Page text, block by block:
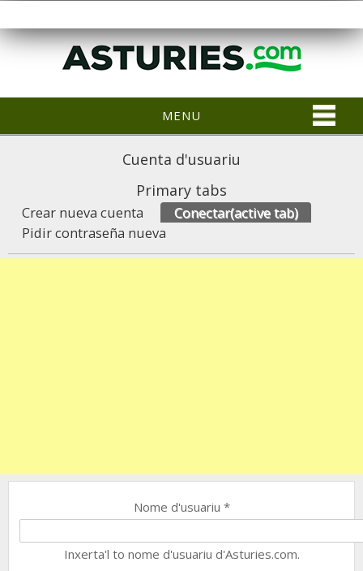
MENU
Cuenta d'usuariu
Primary tabs
Crear nueva cuenta Conectar(active tab)
Pidir contraseña nueva
Nome d'usuariu *
Inxerta'l to nome d'usuariu d'Asturies.com.